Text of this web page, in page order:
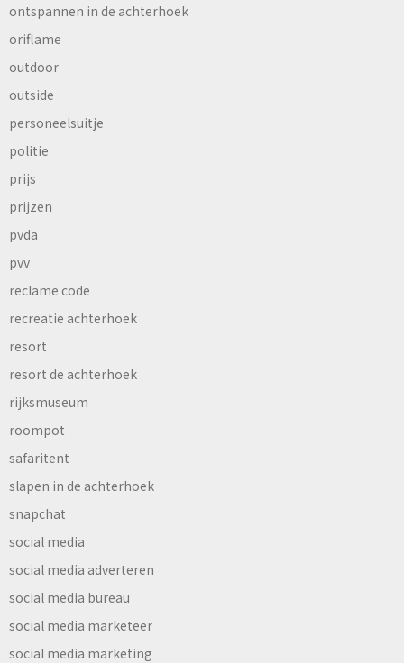
ontspannen in de achterhoek
oriflame
outdoor
outside
personeelsuitje
politie
prijs
prijzen
pvda
pvv
reclame code
recreatie achterhoek
resort
resort de achterhoek
rijksmuseum
roompot
safaritent
slapen in de achterhoek
snapchat
social media
social media adverteren
social media bureau
social media marketeer
social media marketing